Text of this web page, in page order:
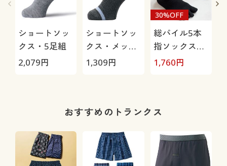
ショートソッ
クス・5足組
2,079円
ショートソッ
クス・メッシ
ュ3足組(吸汗
1,309円
総パイル5本
指ソックス・
2足組
30%OFF
1,760円
おすすめのトランクス